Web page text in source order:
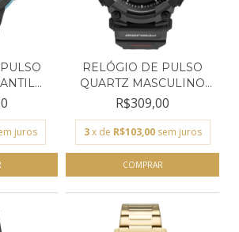
juros
RELÓGIO DE PULSO
QUARTZ MASCULINO
MORMAI...
R$309,00
3 x de R$103,00 sem juros